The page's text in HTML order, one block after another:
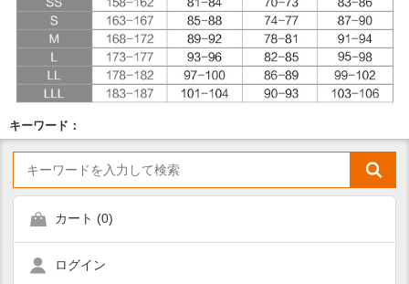
キーワード：
カート (0)
ログイン